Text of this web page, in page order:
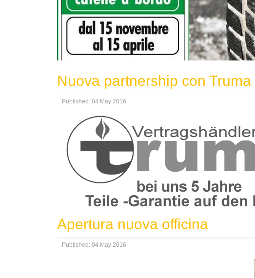
Nuova partnership con Truma
Published: 04 May 2016
Apertura nuova officina
Published: 04 May 2016